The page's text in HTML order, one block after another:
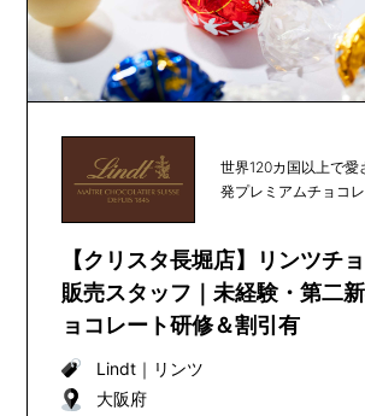
世界120カ国以上で愛
発プレミアムチョコ
【クリスタ長堀店】リンツチ
販売スタッフ｜未経験・第二
ョコレート研修＆割引有
Lindt｜ リンツ
大阪府